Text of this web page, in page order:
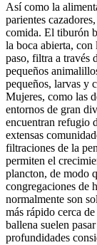
Así como la
parientes
comida. El tiburón
la boca abierta, con
paso, filtra a través
pequeños
pequeños, larvas y
Mujeres, como las
entornos de gran
encuentran refugio
extensas
filtraciones de la
permiten el
plancton, de modo
congregaciones de
normalmente son
más rápido cerca
ballena suelen
profundidades